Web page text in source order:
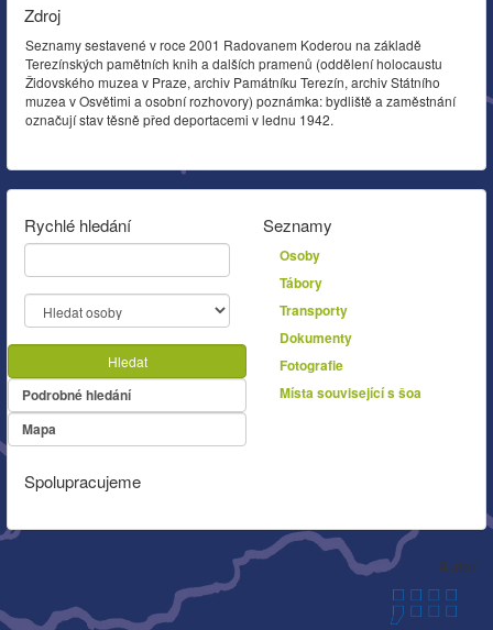
Zdroj
Seznamy sestavené v roce 2001 Radovanem Koderou na základě
Terezínských pamětních knih a dalších pramenů (oddělení holocaustu
Židovského muzea v Praze, archiv Památníku Terezín, archiv Státního
muzea v Osvětimi a osobní rozhovory) poznámka: bydliště a zaměstnání
označují stav těsně před deportacemi v lednu 1942.
Rychlé hledání
Hledat
Podrobné hledání
Mapa
Seznamy
Osoby
Tábory
Transporty
Dokumenty
Fotografie
Místa související s šoa
Spolupracujeme
Autor